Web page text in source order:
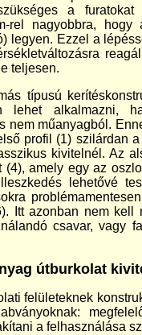
a
rel nagyobbra, hogy
legyen. Ezzel a
teljesen.
típusú
lehet alkalmazni,
nem műanyagból.
profil (1) szilárdan
kivitelnél. Az
(4), amely egy az
lehetővé
Itt azonban nem kell
csavar, vagy
útburkolat
felületeknek
a felhasználása